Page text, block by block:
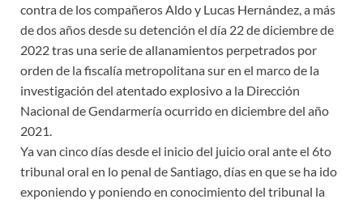
contra de los compañeros Aldo y Lucas Hernández, a más
de dos años desde su detención el día 22 de diciembre de
2022 tras una serie de allanamientos perpetrados por
orden de la fiscalía metropolitana sur en el marco de la
investigación del atentado explosivo a la Dirección
Nacional de Gendarmería ocurrido en diciembre del año
2021.
Ya van cinco días desde el inicio del juicio oral ante el 6to
tribunal oral en lo penal de Santiago, días en que se ha ido
exponiendo y poniendo en conocimiento del tribunal la